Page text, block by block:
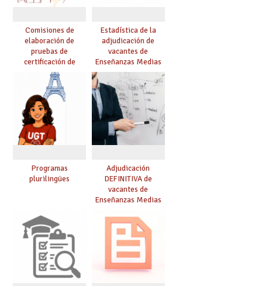
Comisiones de
elaboración de
pruebas de
certificación de
competencia
lingüística: publicada
resolución definitiva
Estadística de la
adjudicación de
vacantes de
Enseñanzas Medias
para el curso 26/27
Programas
plurilingües
Adjudicación
DEFINITIVA de
vacantes de
Enseñanzas Medias